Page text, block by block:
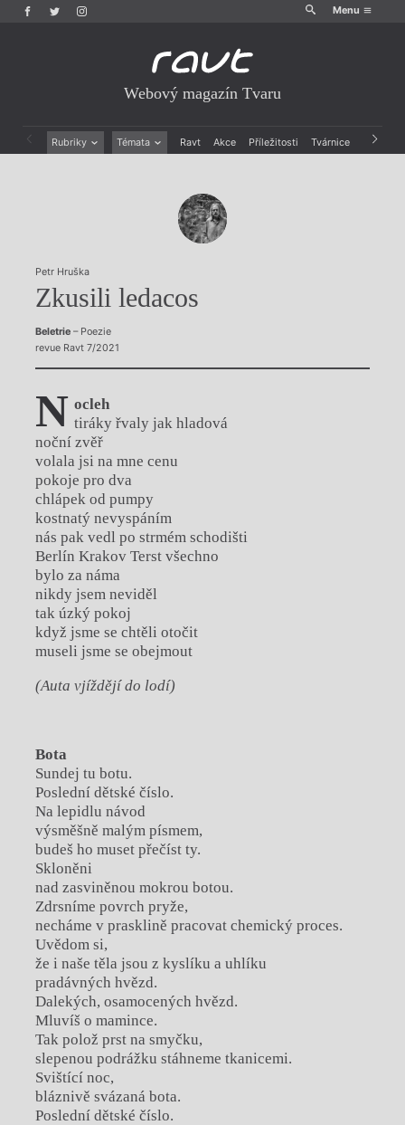
Menu
Webový magazín Tvaru
Rubriky Témata Ravt Akce Příležitosti Tvárnice Archiv
Petr Hruška
Zkusili ledacos
Beletrie– Poezie
revue Ravt 7/2021
N ocleh
tiráky řvaly jak hladová
noční zvěř
volala jsi na mne cenu
pokoje pro dva
chlápek od pumpy
kostnatý nevyspáním
nás pak vedl po strmém schodišti
Berlín Krakov Terst všechno
bylo za náma
nikdy jsem neviděl
tak úzký pokoj
když jsme se chtěli otočit
museli jsme se obejmout
(Auta vjíždějí do lodí)
Bota
Sundej tu botu.
Poslední dětské číslo.
Na lepidlu návod
výsměšně malým písmem,
budeš ho muset přečíst ty.
Skloněni
nad zasviněnou mokrou botou.
Zdrsníme povrch pryže,
necháme v prasklině pracovat chemický proces.
Uvědom si,
že i naše těla jsou z kyslíku a uhlíku
pradávných hvězd.
Dalekých, osamocených hvězd.
Mluvíš o mamince.
Tak polož prst na smyčku,
slepenou podrážku stáhneme tkanicemi.
Svištící noc,
bláznivě svázaná bota.
Poslední dětské číslo.